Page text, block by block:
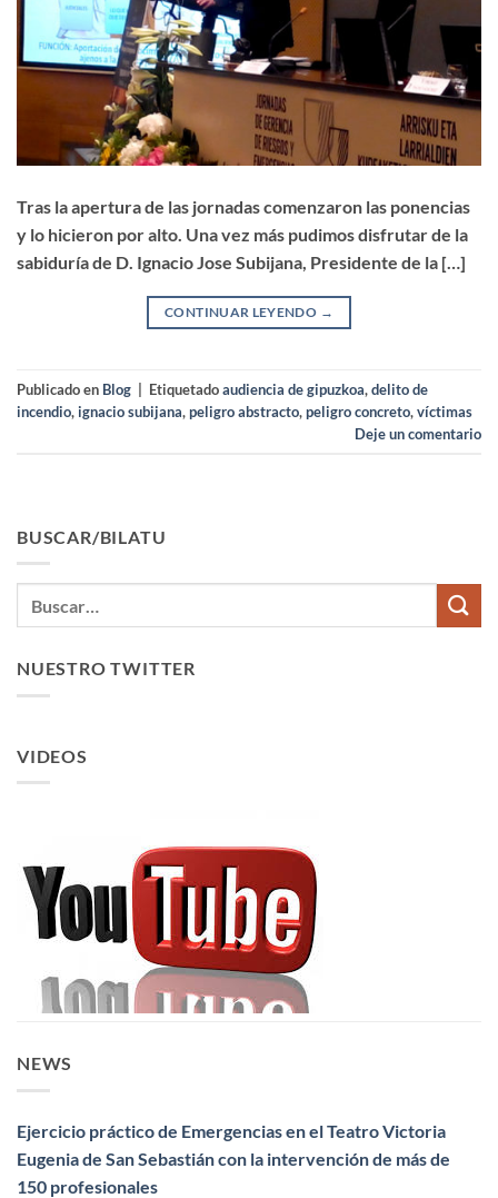
Tras la apertura de las jornadas comenzaron las ponencias
y lo hicieron por alto. Una vez más pudimos disfrutar de la
sabiduría de D. Ignacio Jose Subijana, Presidente de la […]
CONTINUAR LEYENDO →
Publicado en Blog Etiquetadoaudiencia de gipuzkoa,delito de
incendio,ignacio subijana,peligro abstracto,peligro concreto,víctimas
Deje un comentario
BUSCAR/BILATU
NUESTRO TWITTER
VIDEOS
NEWS
Ejercicio práctico de Emergencias en el Teatro Victoria
Eugenia de San Sebastián con la intervención de más de
150 profesionales